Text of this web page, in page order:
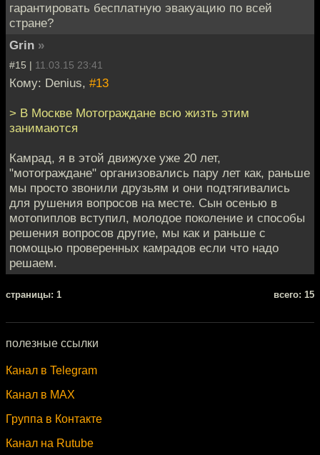
гарантировать бесплатную эвакуацию по всей
стране?
Grin »
#15 | 11.03.15 23:41
Кому: Denius, #13
> В Москве Мотограждане всю жизть этим
занимаются
Камрад, я в этой движухе уже 20 лет,
"мотограждане" организовались пару лет как, раньше
мы просто звонили друзьям и они подтягивались
для рушения вопросов на месте. Сын осенью в
мотопиплов вступил, молодое поколение и способы
решения вопросов другие, мы как и раньше с
помощью проверенных камрадов если что надо
решаем.
cтраницы: 1 всего: 15
полезные ссылки
Канал в Telegram
Канал в MAX
Группа в Контакте
Канал на Rutube